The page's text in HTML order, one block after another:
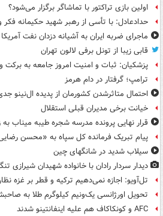
اولین بازی تراکتور با تماشاگر برگزار می‌شود؟
حدادعادل: با تأسی از رهبر شهید حکیمانه
ماجرای ضربه ایران به آشیانه دزدان نفت
قابی زیبا از تونل برفی لالون تهران
پزشکیان: ثبات و امنیت امروز جامعه به
ترامپ؛ گرفتار در دام هرمز
احتمال متاثرشدن کشورمان از پدیده ال‌نینو
خیانت برخی مدیران قبلی استقلال
قرار نهایی پرونده مدرسه شجره طیبه میناب
پیام تبریک فرمانده کل سپاه به «محسن
سیلاب شدید در شانگهای چین
دیدار سردار رادان با خانواده‌ شهیدان شیرازی
تل‌آویو: اجازه نمی‌دهیم ترکیه و قطر بر غزه
تحویل اورژانسی یک‌ونیم کیلوگرم طلا به
AFC و کونکاکاف هم علیه اینفانتینو شدند